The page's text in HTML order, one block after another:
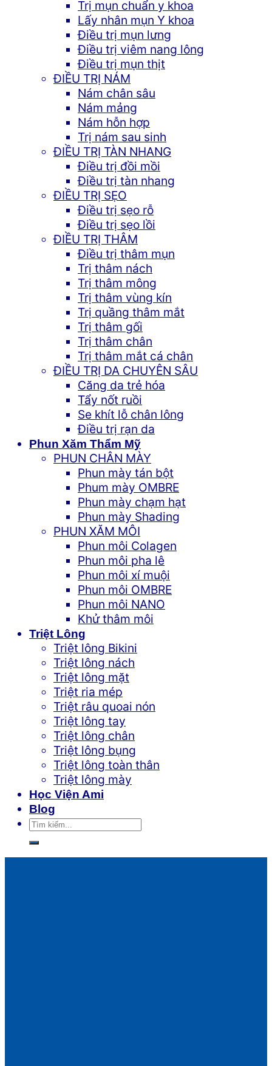
Trị mụn chuẩn y khoa
Lấy nhân mụn Y khoa
Điều trị mụn lưng
Điều trị viêm nang lông
Điều trị mụn thịt
ĐIỀU TRỊ NÁM
Nám chân sâu
Nám mảng
Nám hỗn hợp
Trị nám sau sinh
ĐIỀU TRỊ TÀN NHANG
Điều trị đồi mồi
Điều trị tàn nhang
ĐIỀU TRỊ SẸO
Điều trị sẹo rỗ
Điều trị sẹo lồi
ĐIỀU TRỊ THÂM
Điều trị thâm mụn
Trị thâm nách
Trị thâm mông
Trị thâm vùng kín
Trị quầng thâm mắt
Trị thâm gối
Trị thâm chân
Trị thâm mắt cá chân
ĐIỀU TRỊ DA CHUYÊN SÂU
Căng da trẻ hóa
Tẩy nốt ruồi
Se khít lỗ chân lông
Điều trị rạn da
Phun Xăm Thẩm Mỹ
PHUN CHÂN MÀY
Phun mày tán bột
Phum mày OMBRE
Phun mày chạm hạt
Phun mày Shading
PHUN XĂM MÔI
Phun môi Colagen
Phun môi pha lê
Phun môi xí muội
Phun môi OMBRE
Phun môi NANO
Khử thâm môi
Triệt Lông
Triệt lông Bikini
Triệt lông nách
Triệt lông mặt
Triệt ria mép
Triệt râu quoai nón
Triệt lông tay
Triệt lông chân
Triệt lông bụng
Triệt lông toàn thân
Triệt lông mày
Học Viện Ami
Blog